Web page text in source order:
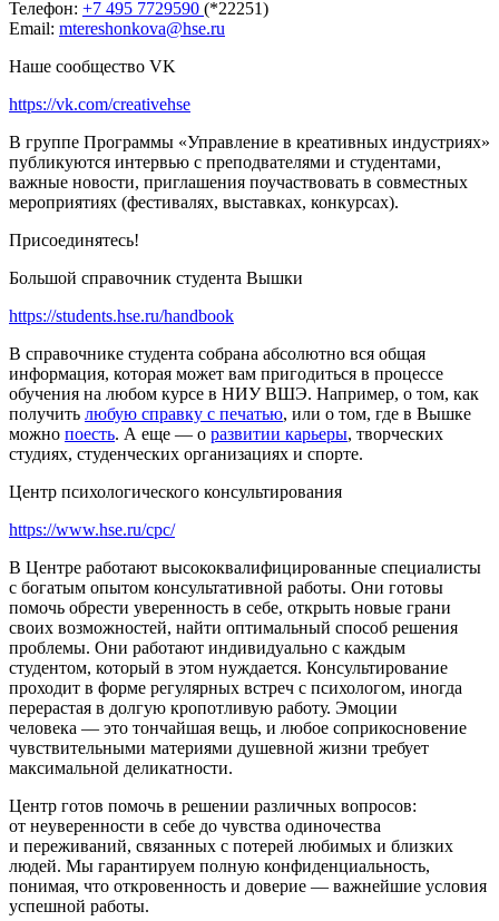
Телефон: +7 495 7729590 (*22251)
Email: mtereshonkova@hse.ru
Наше сообщество VK
https://vk.com/creativehse
В группе Программы «Управление в креативных индустриях»
публикуются интервью с преподвателями и студентами,
важные новости, приглашения поучаствовать в совместных
мероприятиях (фестивалях, выставках, конкурсах).
Присоединятесь!
Большой справочник студента Вышки
https://students.hse.ru/handbook
В справочнике студента собрана абсолютно вся общая
информация, которая может вам пригодиться в процессе
обучения на любом курсе в НИУ ВШЭ. Например, о том, как
получить любую справку с печатью, или о том, где в Вышке
можно поесть. А еще — о развитии карьеры, творческих
студиях, студенческих организациях и спорте.
Центр психологического консультирования
https://www.hse.ru/cpc/
В Центре работают высококвалифицированные специалисты
с богатым опытом консультативной работы. Они готовы
помочь обрести уверенность в себе, открыть новые грани
своих возможностей, найти оптимальный способ решения
проблемы. Они работают индивидуально с каждым
студентом, который в этом нуждается. Консультирование
проходит в форме регулярных встреч с психологом, иногда
перерастая в долгую кропотливую работу. Эмоции
человека — это тончайшая вещь, и любое соприкосновение
чувствительными материями душевной жизни требует
максимальной деликатности.
Центр готов помочь в решении различных вопросов:
от неуверенности в себе до чувства одиночества
и переживаний, связанных с потерей любимых и близких
людей. Мы гарантируем полную конфиденциальность,
понимая, что откровенность и доверие — важнейшие условия
успешной работы.